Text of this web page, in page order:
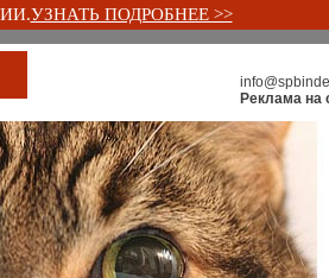
УЗНАТЬ ПОДРОБНЕЕ >>
Реклама на